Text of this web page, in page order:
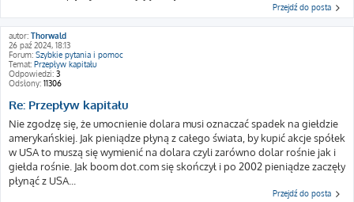
Przejdź do posta
autor: Thorwald
26 paź 2024, 18:13
Forum: Szybkie pytania i pomoc
Temat: Przepływ kapitału
Odpowiedzi: 3
Odsłony: 11306
Re: Przepływ kapitału
Nie zgodzę się, że umocnienie dolara musi oznaczać spadek na giełdzie
amerykańskiej. Jak pieniądze płyną z całego świata, by kupić akcje spółek
w USA to muszą się wymienić na dolara czyli zarówno dolar rośnie jak i
giełda rośnie. Jak boom dot.com się skończył i po 2002 pieniądze zaczęły
płynąć z USA...
Przejdź do posta